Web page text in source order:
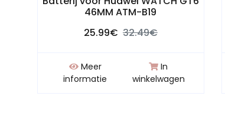
46MM ATM-B19
25.99€ 32.49€
Meer
informatie
In
winkelwagen